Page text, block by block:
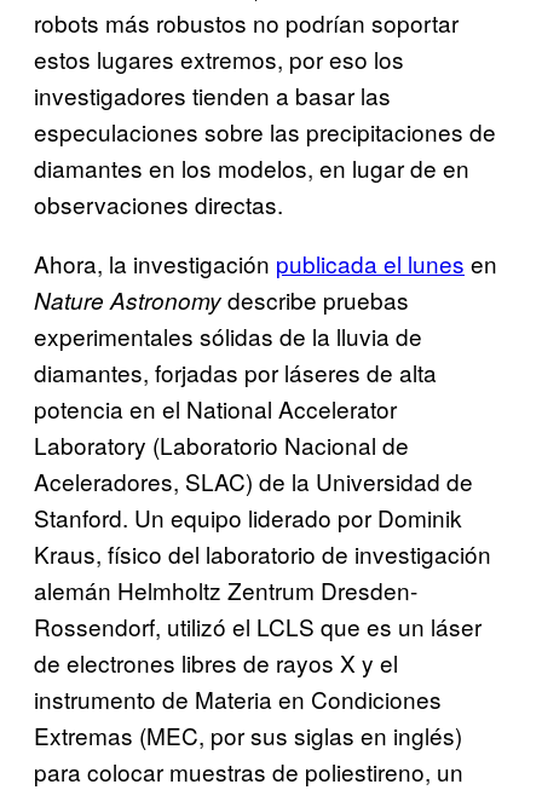
robots más robustos no podrían soportar
estos lugares extremos, por eso los
investigadores tienden a basar las
especulaciones sobre las precipitaciones de
diamantes en los modelos, en lugar de en
observaciones directas.
Ahora, la investigación publicada el lunes en
Nature Astronomydescribe pruebas
experimentales sólidas de la lluvia de
diamantes, forjadas por láseres de alta
potencia en el National Accelerator
Laboratory (Laboratorio Nacional de
Aceleradores, SLAC) de la Universidad de
Stanford. Un equipo liderado por Dominik
Kraus, físico del laboratorio de investigación
alemán Helmholtz Zentrum Dresden-
Rossendorf, utilizó el LCLS que es un láser
de electrones libres de rayos X y el
instrumento de Materia en Condiciones
Extremas (MEC, por sus siglas en inglés)
para colocar muestras de poliestireno, un